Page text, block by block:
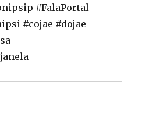
#FalaPortal
#cojae #dojae